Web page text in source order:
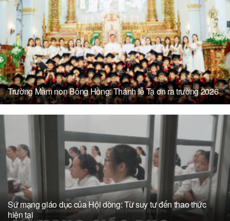
Trường Mầm non Bông Hồng: Thánh lễ Tạ ơn ra trường 2026
Sứ mạng giáo dục của Hội dòng: Từ suy tư đến thao thức
hiện tại